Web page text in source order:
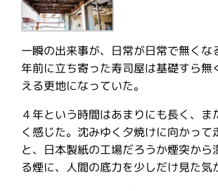
一瞬の出来事が、日常が日常で無くな
年前に立ち寄った寿司屋は基礎すら無
える更地になっていた。
４年という時間はあまりにも長く、ま
く感じた。沈みゆく夕焼けに向かって
と、日本製紙の工場だろうか煙突から
る煙に、人間の底力を少しだけ見た気